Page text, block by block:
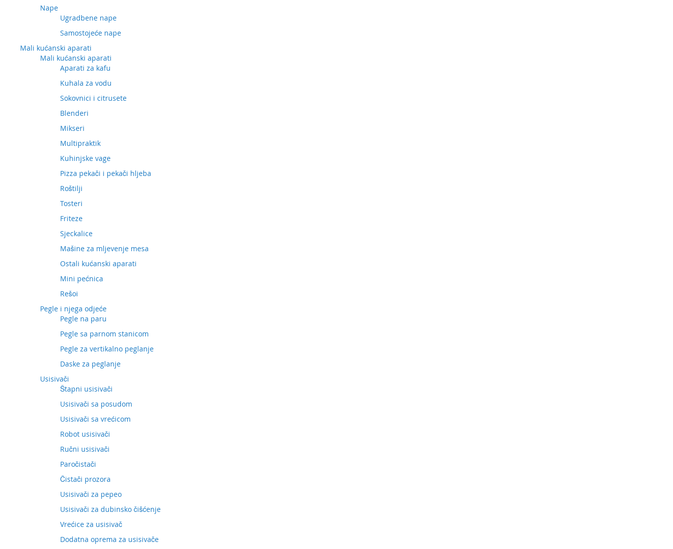
Nape
Ugradbene nape
Samostojeće nape
Mali kućanski aparati
Mali kućanski aparati
Aparati za kafu
Kuhala za vodu
Sokovnici i citrusete
Blenderi
Mikseri
Multipraktik
Kuhinjske vage
Pizza pekači i pekači hljeba
Roštilji
Tosteri
Friteze
Sjeckalice
Mašine za mljevenje mesa
Ostali kućanski aparati
Mini pećnica
Rešoi
Pegle i njega odjeće
Pegle na paru
Pegle sa parnom stanicom
Pegle za vertikalno peglanje
Daske za peglanje
Usisivači
Štapni usisivači
Usisivači sa posudom
Usisivači sa vrećicom
Robot usisivači
Ručni usisivači
Paročistači
Čistači prozora
Usisivači za pepeo
Usisivači za dubinsko čišćenje
Vrećice za usisivač
Dodatna oprema za usisivače